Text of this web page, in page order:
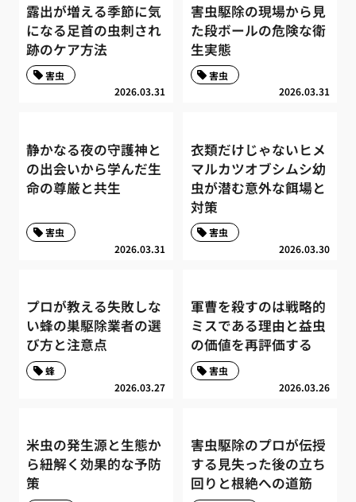
露出が増える季節に気
になる足首の虫刺され
跡のケア方法
2026.03.31
害虫
害虫駆除の現場から見
た段ボールの危険な衛
生実態
2026.03.31
害虫
静かなる夜の守護神と
の出会いから学んだ生
命の尊厳と共生
2026.03.31
害虫
衣類だけじゃないヒメ
マルカツオブシムシ幼
虫が潜む意外な餌場と
対策
2026.03.30
害虫
プロが教える失敗しな
い蜂の巣駆除業者の選
び方と注意点
2026.03.27
蜂
軍曹を殺すのは戦略的
ミスである理由と益虫
の価値を再評価する
2026.03.26
害虫
米虫の発生源と生態か
ら紐解く効果的な予防
策
害虫駆除のプロが伝授
する見失った後の立ち
回りと根絶への道筋